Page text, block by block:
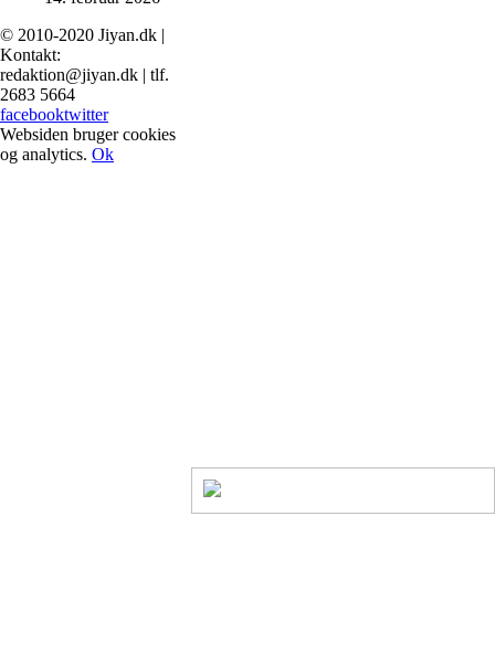
© 2010-2020 Jiyan.dk |
Kontakt:
redaktion@jiyan.dk | tlf.
2683 5664
facebooktwitter
Websiden bruger cookies
og analytics. Ok